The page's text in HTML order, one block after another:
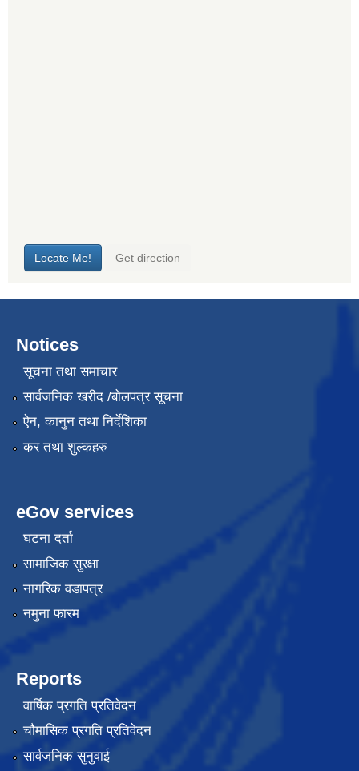
Notices
सूचना तथा समाचार
सार्वजनिक खरीद /बोलपत्र सूचना
ऐन, कानुन तथा निर्देशिका
कर तथा शुल्कहरु
eGov services
घटना दर्ता
सामाजिक सुरक्षा
नागरिक वडापत्र
नमुना फारम
Reports
वार्षिक प्रगति प्रतिवेदन
चौमासिक प्रगति प्रतिवेदन
सार्वजनिक सुनुवाई